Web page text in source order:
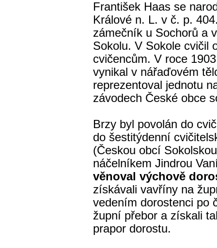
František Haas se
Králové n. L. v č. p.
zámečník u Sochorů a
Sokolu. V Sokole cvičil
cvičencům. V roce
vynikal v nářaďovém
reprezentoval jednotu
závodech České obce
Brzy byl povolán do
do šestitýdenní
(Českou obcí
náčelníkem Jindrou
věnoval výchově
získávali vavříny na
vedením dorostenci po
župní přebor a získali
prapor dorostu.